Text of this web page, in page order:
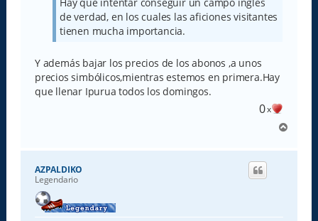
Hay que intentar conseguir un campo inglés
de verdad, en los cuales las aficiones visitantes
tienen mucha importancia.
Y además bajar los precios de los abonos ,a unos
precios simbólicos,mientras estemos en primera.Hay
que llenar Ipurua todos los domingos.
0x
r
AZPALDIKO
Legendario